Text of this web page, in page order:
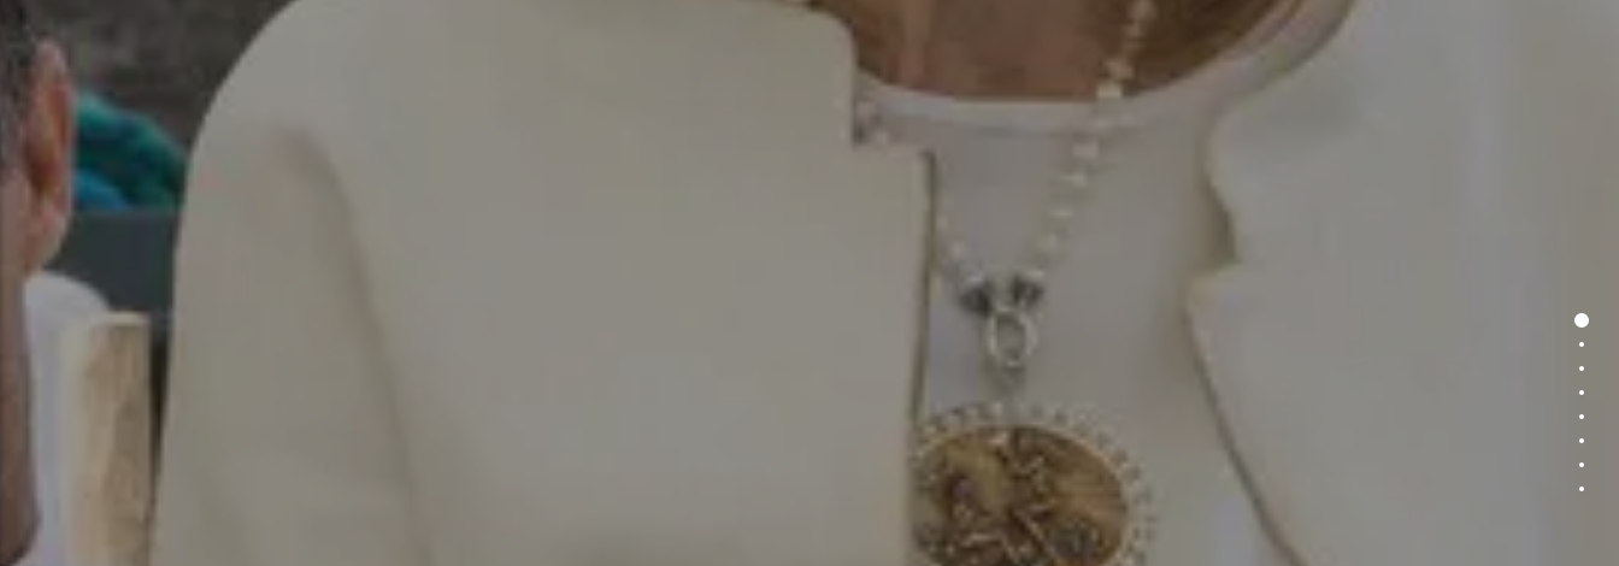
Section 1
Section
Section
Section
Section
Section
Section
Section